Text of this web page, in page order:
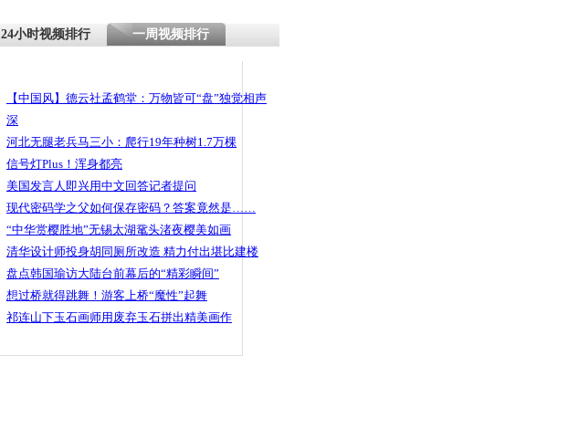
24小时视频排行 一周视频排行
【中国风】德云社孟鹤堂：万物皆可“盘”独觉相声
深
河北无腿老兵马三小：爬行19年种树1.7万棵
信号灯Plus！浑身都亮
美国发言人即兴用中文回答记者提问
现代密码学之父如何保存密码？答案竟然是……
“中华赏樱胜地”无锡太湖鼋头渚夜樱美如画
清华设计师投身胡同厕所改造 精力付出堪比建楼
盘点韩国瑜访大陆台前幕后的“精彩瞬间”
想过桥就得跳舞！游客上桥“魔性”起舞
祁连山下玉石画师用废弃玉石拼出精美画作